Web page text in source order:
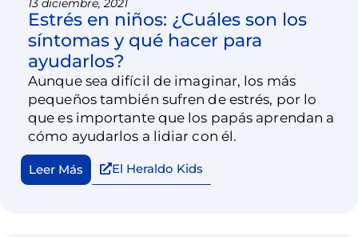
Estrés en niños: ¿Cuáles son los
síntomas y qué hacer para
ayudarlos?
Aunque sea difícil de imaginar, los más
pequeños también sufren de estrés, por lo
que es importante que los papás aprendan a
cómo ayudarlos a lidiar con él.
Leer Más El Heraldo Kids